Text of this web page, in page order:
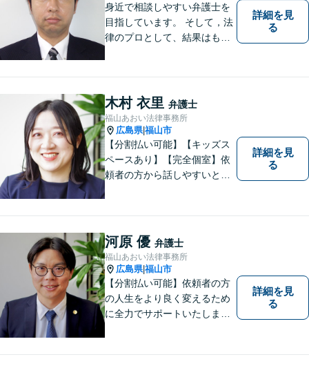
身近で相談しやすい弁護士を
目指しています。 そして，法
律のプロとして、結果はもち
依頼者様の心を理解し，寄り
添いながら問題い解決のサポ
ートを心がけています。
詳細を見
る
木村 衣里 弁護士
福山あおい法律事務所
広島県|福山市
【分割払い可能】【キッズス
ペースあり】【完全個室】依
頼者の方から話しやすいと定
ても是非お気軽に弁護士にご
相談ください。
詳細を見
る
河原 優 弁護士
福山あおい法律事務所
広島県|福山市
【分割払い可能】依頼者の方
の人生をより良く変えるため
に全力でサポートいたしま
ペースあり】
詳細を見
る